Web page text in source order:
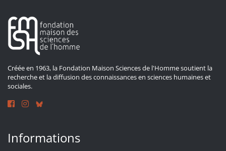
Créée en 1963, la Fondation Maison Sciences de l'Homme soutient la
recherche et la diffusion des connaissances en sciences humaines et
sociales.
Informations